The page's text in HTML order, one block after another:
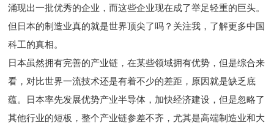
涌现出一批优秀的企业，而这些企业现在成了举足轻重的巨头。
但日本的制造业真的就是世界顶尖了吗？关注我，了解更多中国
科工的真相。
日本虽然拥有完善的产业链，在某些领域拥有优势，但是综合来
看，对比世界一流技术还是有着不少的差距，原因就是缺乏底
蕴。日本率先发展优势产业半导体，加快经济建设，但是忽略了
其他行业的短板，整个产业链参差不齐，尤其是高端制造业和大